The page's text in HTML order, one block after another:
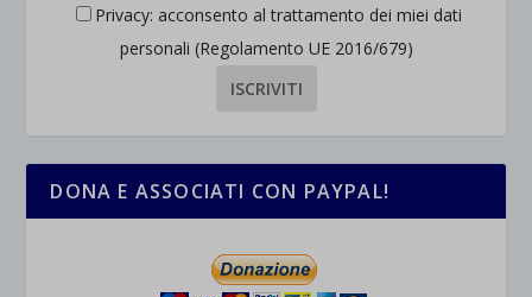
Privacy: acconsento al trattamento dei miei dati
personali (Regolamento UE 2016/679)
DONA E ASSOCIATI CON PAYPAL!